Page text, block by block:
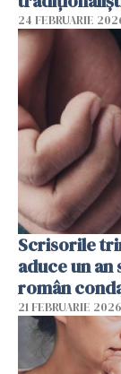
24 FEBRUARIE
Scrisorile
aduce un
român
21 FEBRUARIE 2026